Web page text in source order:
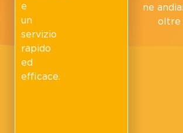
ne
oltre
e
un
servizio
rapido
ed
efficace.